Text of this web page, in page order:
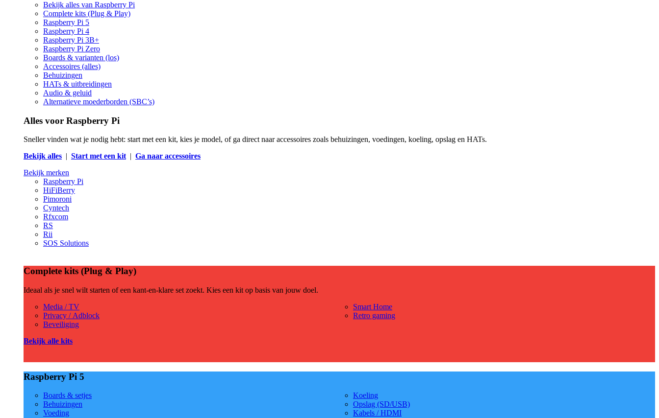
Bekijk alles van Raspberry Pi
Complete kits (Plug & Play)
Raspberry Pi 5
Raspberry Pi 4
Raspberry Pi 3B+
Raspberry Pi Zero
Boards & varianten (los)
Accessoires (alles)
Behuizingen
HATs & uitbreidingen
Audio & geluid
Alternatieve moederborden (SBC’s)
Alles voor Raspberry Pi
Sneller vinden wat je nodig hebt: start met een kit, kies je model, of ga direct naar accessoires zoals behuizingen, voedingen, koeling, opslag en HATs.
Bekijk alles | Start met een kit| Ga naar accessoires
Bekijk merken
Raspberry Pi
HiFiBerry
Pimoroni
Cyntech
Rfxcom
RS
Rii
SOS Solutions
Complete kits (Plug & Play)
Ideaal als je snel wilt starten of een kant-en-klare set zoekt. Kies een kit op basis van jouw doel.
Media / TV
Privacy / Adblock
Beveiliging
Smart Home
Retro gaming
Bekijk alle kits
Raspberry Pi 5
Boards & setjes
Behuizingen
Voeding
Koeling
Opslag (SD/USB)
Kabels / HDMI